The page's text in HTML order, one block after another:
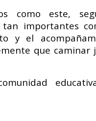
como este,
tan importantes
y el
que caminar